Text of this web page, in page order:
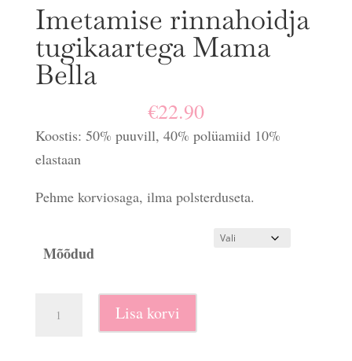
Imetamise rinnahoidja
tugikaartega Mama
Bella
€22.90
Koostis: 50% puuvill, 40% polüamiid 10%
elastaan
Pehme korviosaga, ilma polsterduseta.
Mõõdud
rinnahoidja
Lisa korvi